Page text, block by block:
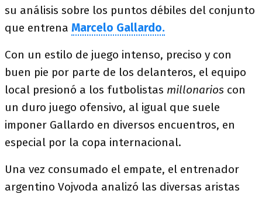
su análisis sobre los puntos débiles del conjunto
que entrena Marcelo Gallardo.
Con un estilo de juego intenso, preciso y con
buen pie por parte de los delanteros, el equipo
local presionó a los futbolistas millonarios con
un duro juego ofensivo, al igual que suele
imponer Gallardo en diversos encuentros, en
especial por la copa internacional.
Una vez consumado el empate, el entrenador
argentino Vojvoda analizó las diversas aristas